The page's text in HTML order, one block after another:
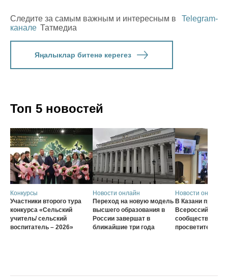
Следите за самым важным и интересным в
Telegram-
канале Татмедиа
Яңалыклар битенә керегез
Топ 5 новостей
Конкурсы
Участники второго тура
конкурса «Сельский
учитель/ сельский
воспитатель – 2026»
Новости онлайн
Переход на новую модель
высшего образования в
России завершат в
ближайшие три года
Новости онлайн
В Казани
Всероссийского
сообщества
просветителей